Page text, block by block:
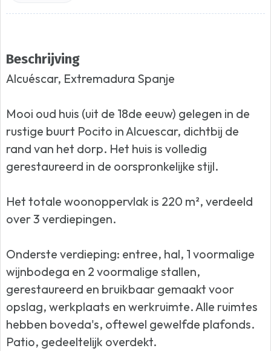
Beschrijving
Alcuéscar, Extremadura Spanje
Mooi oud huis (uit de 18de eeuw) gelegen in de
rustige buurt Pocito in Alcuescar, dichtbij de
rand van het dorp. Het huis is volledig
gerestaureerd in de oorspronkelijke stijl.
Het totale woonoppervlak is 220 m², verdeeld
over 3 verdiepingen.
Onderste verdieping: entree, hal, 1 voormalige
wijnbodega en 2 voormalige stallen,
gerestaureerd en bruikbaar gemaakt voor
opslag, werkplaats en werkruimte. Alle ruimtes
hebben boveda's, oftewel gewelfde plafonds.
Patio, gedeeltelijk overdekt.